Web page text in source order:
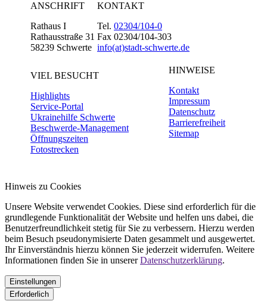
ANSCHRIFT
Rathaus I
Rathausstraße 31
58239 Schwerte
KONTAKT
Tel. 02304/104-0
Fax 02304/104-303
info(at)stadt-schwerte.de
VIEL BESUCHT
Highlights
Service-Portal
Ukrainehilfe Schwerte
Beschwerde-Management
Öffnungszeiten
Fotostrecken
HINWEISE
Kontakt
Impressum
Datenschutz
Barrierefreiheit
Sitemap
Hinweis zu Cookies
Unsere Website verwendet Cookies. Diese sind erforderlich für die
grundlegende Funktionalität der Website und helfen uns dabei, die
Benutzerfreundlichkeit stetig für Sie zu verbessern. Hierzu werden
beim Besuch pseudonymisierte Daten gesammelt und ausgewertet.
Ihr Einverständnis hierzu können Sie jederzeit widerrufen. Weitere
Informationen finden Sie in unsererDatenschutzerklärung.
Einstellungen
Erforderlich